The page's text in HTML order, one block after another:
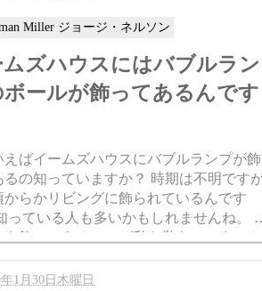
Miller ジョージ・ネルソン
ムズハウスにはバブルラン
ボールが飾ってあるんです
えばイームズハウスにバブルランプが飾
知っていますか？ 時期は不明ですが
からかリビングに飾られているんです
も飾ってあるのかが私も覚えていません
が、昨年ギャラリーエークワッドさんで
イベ...
1月30日木曜日